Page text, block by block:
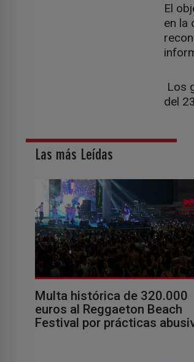
El
en la
Los
del
Las más Leídas
Multa histórica de 320.000
euros al Reggaeton Beach
Festival por prácticas